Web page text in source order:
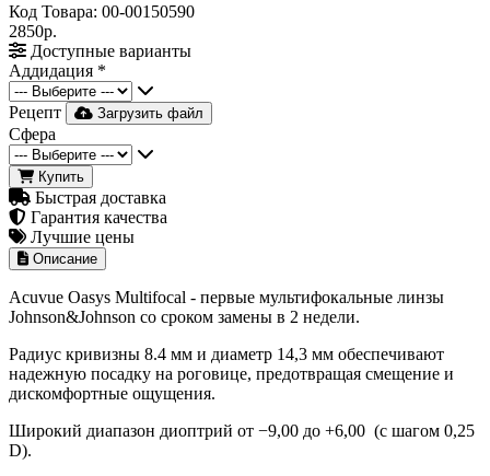
Код Товара: 00-00150590
2850р.
Доступные варианты
Аддидация *
Рецепт Загрузить файл
Сфера
Купить
Быстрая доставка
Гарантия качества
Лучшие цены
Описание
Acuvue Oasys Multifocal - первые мультифокальные линзы
Johnson&Johnson со сроком замены в 2 недели.
Радиус кривизны 8.4 мм и диаметр 14,3 мм обеспечивают
надежную посадку на роговице, предотвращая смещение и
дискомфортные ощущения.
Широкий диапазон диоптрий от −9,00 до +6,00 (с шагом 0,25
D).